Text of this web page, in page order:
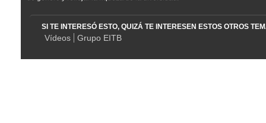
SI TE INTERESÓ ESTO, QUIZÁ TE INTERESEN ESTOS OTROS
Vídeos Grupo EITB